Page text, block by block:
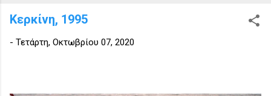
Κερκίνη, 1995
- Τετάρτη, Οκτωβρίου 07, 2020